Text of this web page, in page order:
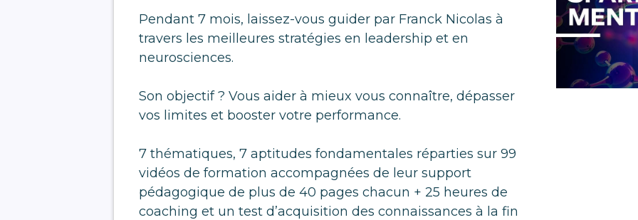
Pendant 7 mois, laissez-vous guider par Franck Nicolas à
travers les meilleures stratégies en leadership et en
neurosciences.
Son objectif ? Vous aider à mieux vous connaître, dépasser
vos limites et booster votre performance.
7 thématiques, 7 aptitudes fondamentales réparties sur 99
vidéos de formation accompagnées de leur support
pédagogique de plus de 40 pages chacun + 25 heures de
coaching et un test d’acquisition des connaissances à la fin